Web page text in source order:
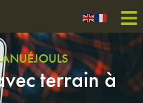
terrain à